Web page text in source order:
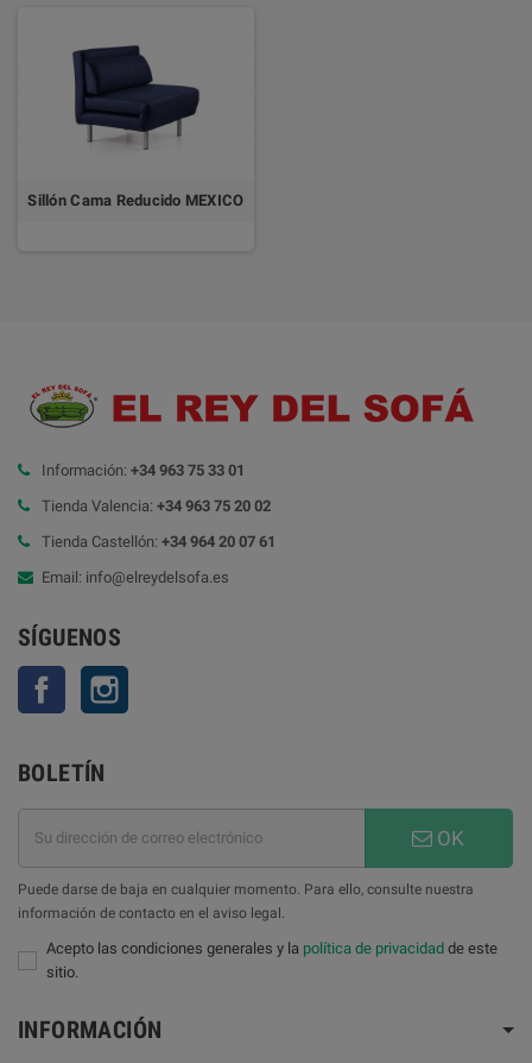
Sillón Cama Reducido MEXICO
Información: +34 963 75 33 01
Tienda Valencia: +34 963 75 20 02
Tienda Castellón: +34 964 20 07 61
Email: info@elreydelsofa.es
SÍGUENOS
Facebook
BOLETÍN
OK
Puede darse de baja en cualquier momento. Para ello, consulte nuestra
información de contacto en el aviso legal.
Acepto las condiciones generales y la política de privacidad de este
sitio.
INFORMACIÓN